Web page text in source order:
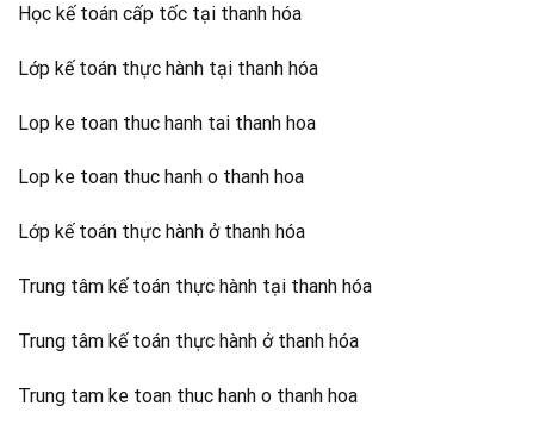
Học kế toán cấp tốc tại thanh hóa
Lớp kế toán thực hành tại thanh hóa
Lop ke toan thuc hanh tai thanh hoa
Lop ke toan thuc hanh o thanh hoa
Lớp kế toán thực hành ở thanh hóa
Trung tâm kế toán thực hành tại thanh hóa
Trung tâm kế toán thực hành ở thanh hóa
Trung tam ke toan thuc hanh o thanh hoa